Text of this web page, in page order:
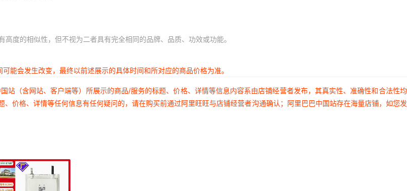
度的相似性，但不视为二者具有完全相同的品牌、品质、功效或功能。
能会发生改变，最终以前述展示的具体时间和所对应的商品价格为准。
站（含网站、客户端等）所展示的商品/服务的标题、价格、详情等信息内容系由店铺经营者发布，其真实性、准确性和合法性
价格、详情等任何信息有任何疑问的，请在购买前通过阿里旺旺与店铺经营者沟通确认；阿里巴巴中国站存在海量店铺，如您